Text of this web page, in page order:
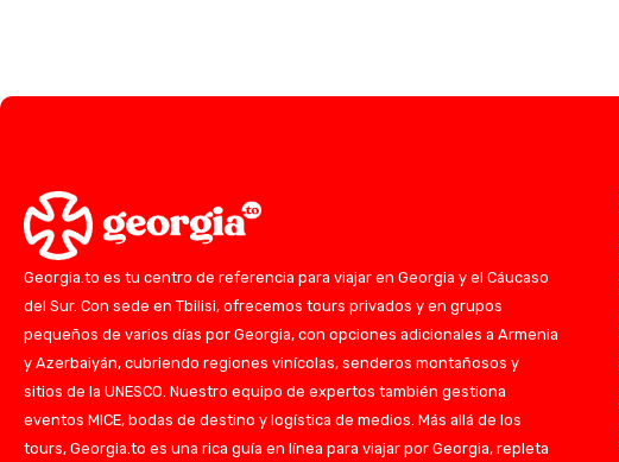
Georgia.to es tu centro de referencia para viajar en Georgia y el Cáucaso
del Sur. Con sede en Tbilisi, ofrecemos tours privados y en grupos
pequeños de varios días por Georgia, con opciones adicionales a Armenia
y Azerbaiyán, cubriendo regiones vinícolas, senderos montañosos y
sitios de la UNESCO. Nuestro equipo de expertos también gestiona
eventos MICE, bodas de destino y logística de medios. Más allá de los
tours, Georgia.to es una rica guía en línea para viajar por Georgia, repleta